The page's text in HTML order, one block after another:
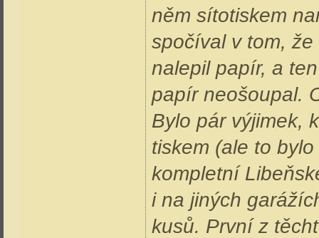
něm sítotiskem
spočíval v tom,
nalepil papír, a
papír neošoupal.
Bylo pár výjimek,
tiskem (ale to
kompletní
i na jiných
kusů. První z